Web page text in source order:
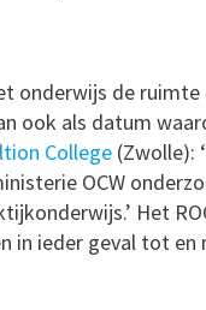
onderwijs de
ook als datum
College (Zwolle):
OCW
Het
in ieder geval tot